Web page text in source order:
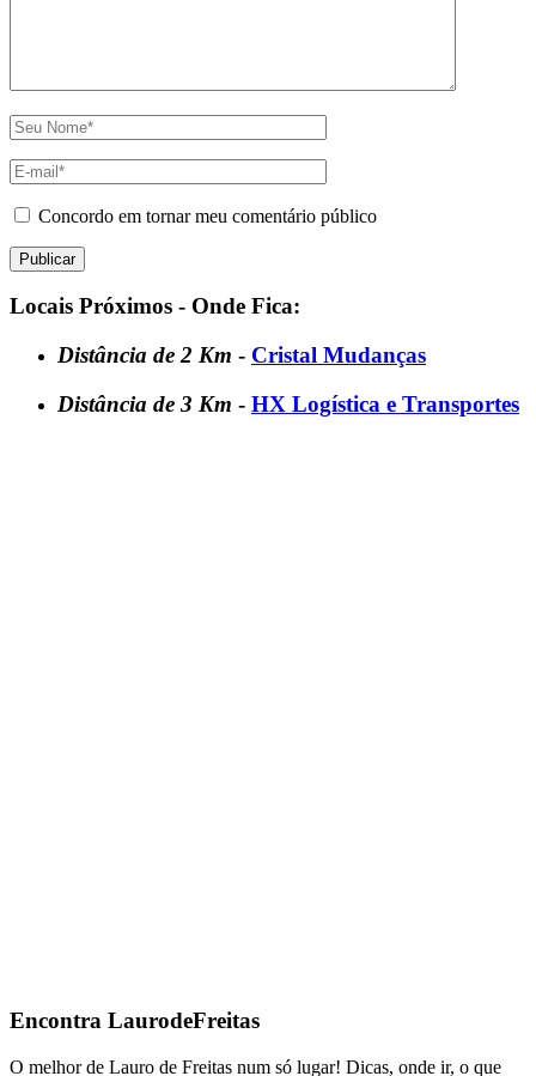
Concordo em tornar meu comentário público
Locais Próximos - Onde Fica:
Distância de 2 Km - Cristal Mudanças
Distância de 3 Km - HX Logística e Transportes
Encontra LaurodeFreitas
O melhor de Lauro de Freitas num só lugar! Dicas, onde ir, o que